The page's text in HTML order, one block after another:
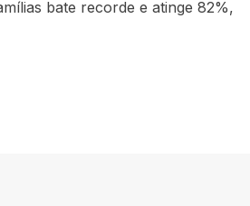
bate recorde e atinge 82%,